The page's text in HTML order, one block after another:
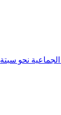
نحو سبتة